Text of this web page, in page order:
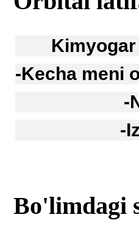
-Kecha meni
-
-
Bo'limdagi